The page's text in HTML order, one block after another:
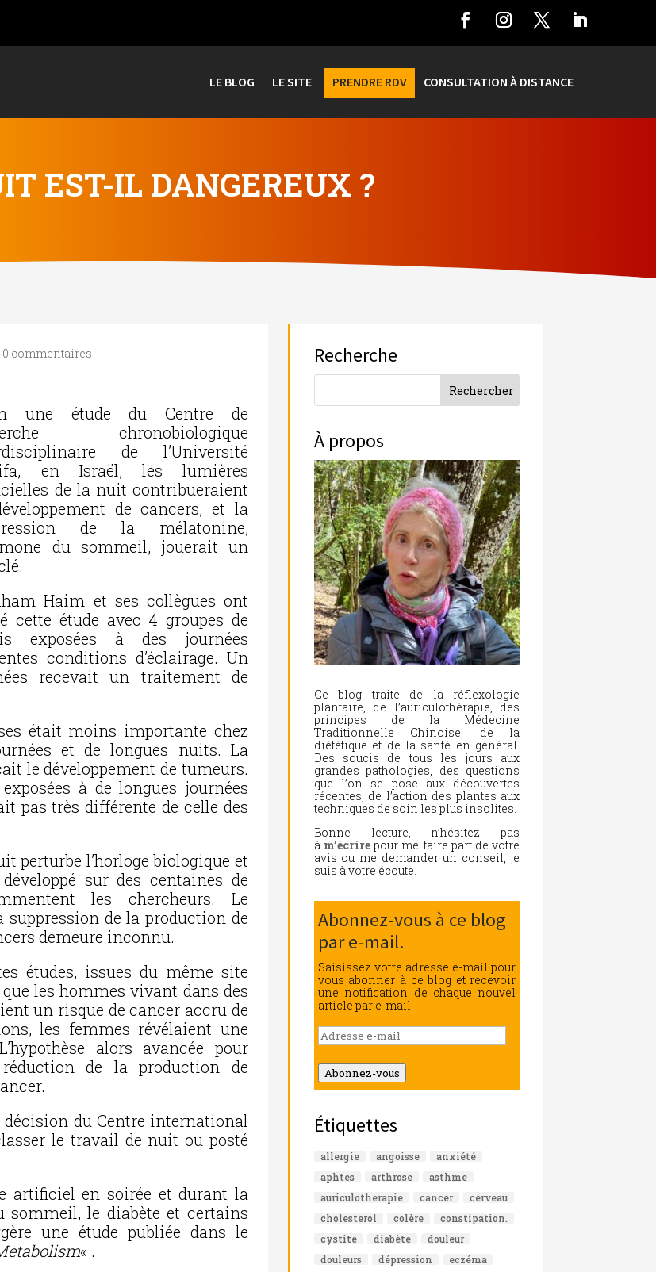
LE BLOG LE SITE PRENDRE RDV CONSULTATION À DISTANCE
EST-IL DANGEREUX ?
0 commentaires
une étude du Centre de
chronobiologique
de l’Université
en Israël, les lumières
de la nuit contribueraient
de cancers, et la
de la mélatonine,
du sommeil, jouerait un
Haim et ses collègues ont
cette étude avec 4 groupes de
exposées à des journées
conditions d’éclairage. Un
recevait un traitement de
était moins importante chez
et de longues nuits. La
le développement de tumeurs.
à de longues journées
pas très différente de celle des
perturbe l’horloge biologique et
sur des centaines de
les chercheurs. Le
de la production de
demeure inconnu.
études, issues du même site
les hommes vivant dans des
un risque de cancer accru de
les femmes révélaient une
alors avancée pour
de la production de
du Centre international
le travail de nuit ou posté
artificiel en soirée et durant la
le diabète et certains
une étude publiée dans le
« .
Recherche
À propos
Ce blog traite de la réflexologie
plantaire, de l’auriculothérapie, des
principes de la Médecine
Traditionnelle Chinoise, de la
diététique et de la santé en général.
Des soucis de tous les jours aux
grandes pathologies, des questions
que l’on se pose aux découvertes
récentes, de l’action des plantes aux
techniques de soin les plus insolites.
Bonne lecture, n’hésitez pas
à m’écrire pour me faire part de votre
avis ou me demander un conseil, je
suis à votre écoute.
Abonnez-vous à ce blog
par e-mail.
Saisissez votre adresse e-mail pour
vous abonner à ce blog et recevoir
une notification de chaque nouvel
article par e-mail.
Adresse
e-
mail
Abonnez-vous
Étiquettes
allergie angoisse
anxiété
aphtes
arthrose
asthme
auriculotherapie
cancer
cerveau
cholesterol
colère
constipation.
cystite
diabète
douleur
douleurs
dépression
eczéma